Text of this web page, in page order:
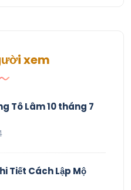
xem
Tô Lâm 10 tháng 7
Tiết Cách Lập Mộ